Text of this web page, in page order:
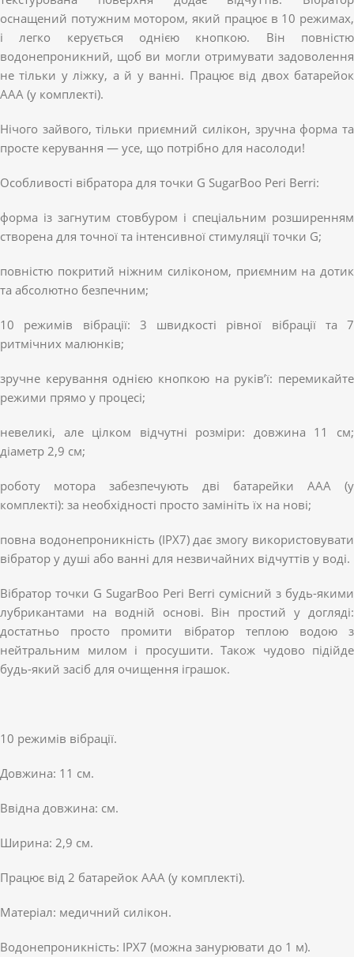
оснащений потужним мотором, який працює в 10 режимах,
і легко керується однією кнопкою. Він повністю
водонепроникний, щоб ви могли отримувати задоволення
не тільки у ліжку, а й у ванні. Працює від двох батарейок
ААА (у комплекті).
Нічого зайвого, тільки приємний силікон, зручна форма та
просте керування — усе, що потрібно для насолоди!
Особливості вібратора для точки G SugarBoo Peri Berri:
форма із загнутим стовбуром і спеціальним розширенням
створена для точної та інтенсивної стимуляції точки G;
повністю покритий ніжним силіконом, приємним на дотик
та абсолютно безпечним;
10 режимів вібрації: 3 швидкості рівної вібрації та 7
ритмічних малюнків;
зручне керування однією кнопкою на руків’ї: перемикайте
режими прямо у процесі;
невеликі, але цілком відчутні розміри: довжина 11 см;
діаметр 2,9 см;
роботу мотора забезпечують дві батарейки ААА (у
комплекті): за необхідності просто замініть їх на нові;
повна водонепроникність (IPX7) дає змогу використовувати
вібратор у душі або ванні для незвичайних відчуттів у воді.
Вібратор точки G SugarBoo Peri Berri сумісний з будь-якими
лубрикантами на водній основі. Він простий у догляді:
достатньо просто промити вібратор теплою водою з
нейтральним милом і просушити. Також чудово підійде
будь-який засіб для очищення іграшок.
10 режимів вібрації.
Довжина: 11 см.
Ввідна довжина: см.
Ширина: 2,9 см.
Працює від 2 батарейок ААА (у комплекті).
Матеріал: медичний силікон.
Водонепроникність: IPX7 (можна занурювати до 1 м).